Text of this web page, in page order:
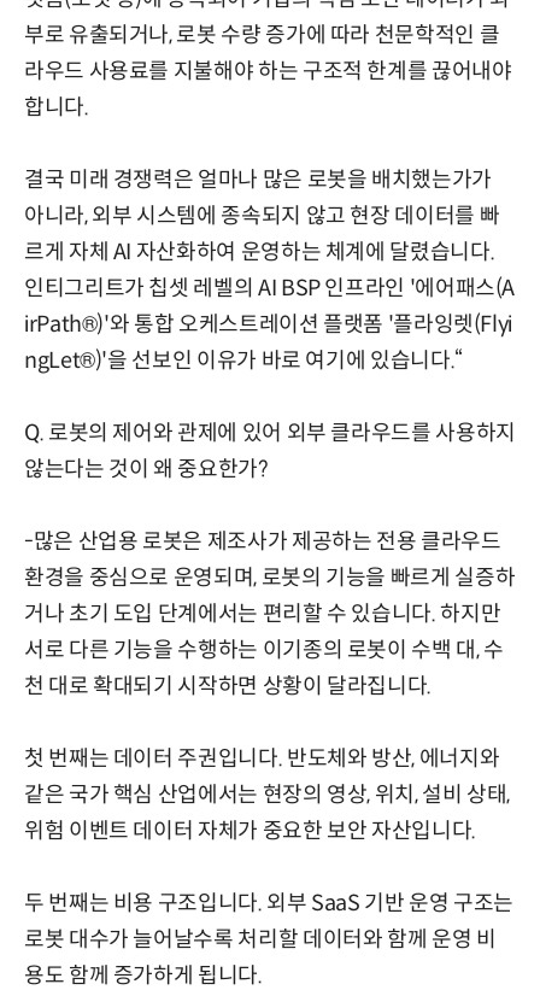
부로 유출되거나, 로봇 수량 증가에 따라 천문학적인 클
라우드 사용료를 지불해야 하는 구조적 한계를 끊어내야
합니다.
결국 미래 경쟁력은 얼마나 많은 로봇을 배치했는가가
아니라, 외부 시스템에 종속되지 않고 현장 데이터를 빠
르게 자체 AI 자산화하여 운영하는 체계에 달렸습니다.
인티그리트가 칩셋 레벨의 AI BSP 인프라인 '에어패스(A
irPath®)'와 통합 오케스트레이션 플랫폼 '플라잉렛(Flyi
ngLet®)'을 선보인 이유가 바로 여기에 있습니다.“
Q. 로봇의 제어와 관제에 있어 외부 클라우드를 사용하지
않는다는 것이 왜 중요한가?
-많은 산업용 로봇은 제조사가 제공하는 전용 클라우드
환경을 중심으로 운영되며, 로봇의 기능을 빠르게 실증하
거나 초기 도입 단계에서는 편리할 수 있습니다. 하지만
서로 다른 기능을 수행하는 이기종의 로봇이 수백 대, 수
천 대로 확대되기 시작하면 상황이 달라집니다.
첫 번째는 데이터 주권입니다. 반도체와 방산, 에너지와
같은 국가 핵심 산업에서는 현장의 영상, 위치, 설비 상태,
위험 이벤트 데이터 자체가 중요한 보안 자산입니다.
두 번째는 비용 구조입니다. 외부 SaaS 기반 운영 구조는
로봇 대수가 늘어날수록 처리할 데이터와 함께 운영 비
용도 함께 증가하게 됩니다.